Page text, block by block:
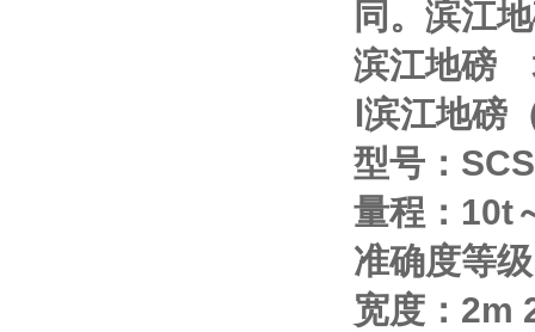
同。 滨江
滨江地磅
滨江地磅
型号： SCS
量程： 10t
准确度等
宽度： 2m